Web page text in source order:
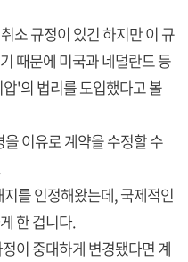
소 규정이 있긴 하지만 이 규
때문에 미국과 네덜란드 등
'의 법리를 도입했다고 볼
이유로 계약을 수정할 수
를 인정해왔는데, 국제적인
한 겁니다.
이 중대하게 변경됐다면 계